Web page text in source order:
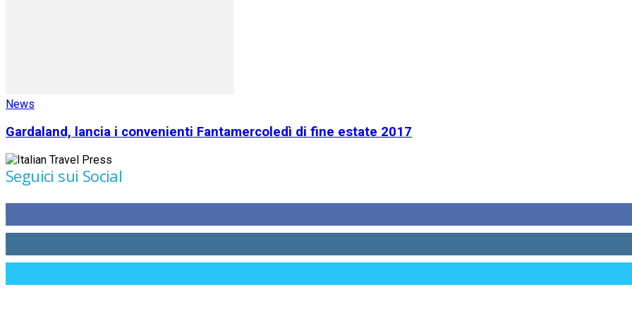
News
Gardaland, lancia i convenienti Fantamercoledì di fine estate 2017
Seguici sui Social